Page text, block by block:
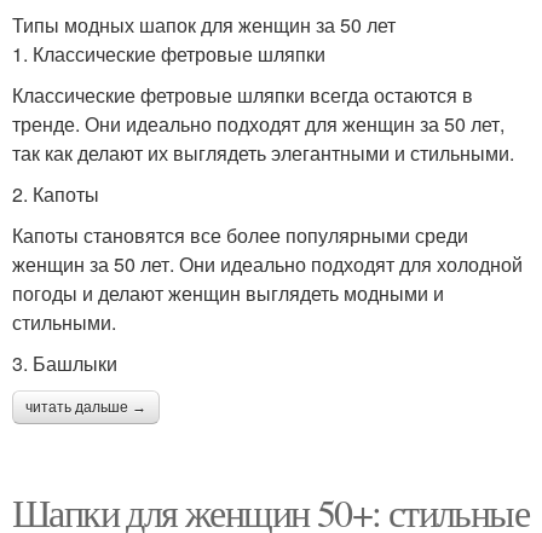
Типы модных шапок для женщин за 50 лет
1. Классические фетровые шляпки
Классические фетровые шляпки всегда остаются в
тренде. Они идеально подходят для женщин за 50 лет,
так как делают их выглядеть элегантными и стильными.
2. Капоты
Капоты становятся все более популярными среди
женщин за 50 лет. Они идеально подходят для холодной
погоды и делают женщин выглядеть модными и
стильными.
3. Башлыки
читать дальше →
Шапки для женщин 50+: стильные